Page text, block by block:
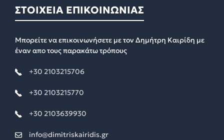
ΣΤΟΙΧΕΙΑ ΕΠΙΚΟΙΝΩΝΙΑΣ
Μπορείτε να επικοινωνήσετε με τον Δημήτρη Καιρίδη με
έναν απο τους παρακάτω τρόπους
+30 2103215706
+30 2103215770
+30 2103639930
info@dimitriskairidis.gr